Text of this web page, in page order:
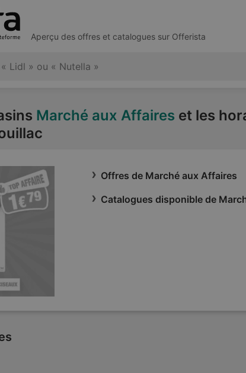
Aperçu des offres et catalogues sur Offerista
Marché aux Affaires et les
Offres de Marché aux Affaires
Catalogues disponible de